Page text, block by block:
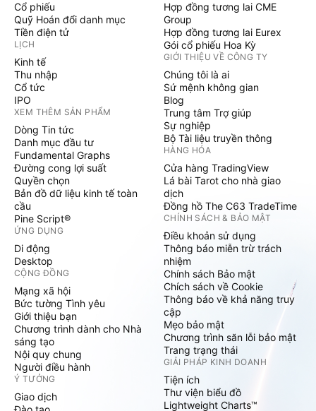
Cổ phiếu
Quỹ Hoán đổi danh mục
Tiền điện tử
LỊCH
Kinh tế
Thu nhập
Cổ tức
IPO
XEM THÊM SẢN PHẨM
Dòng Tin tức
Danh mục đầu tư
Fundamental Graphs
Đường cong lợi suất
Quyền chọn
Bản đồ dữ liệu kinh tế toàn
cầu
Pine Script®
ỨNG DỤNG
Di động
Desktop
CỘNG ĐỒNG
Mạng xã hội
Bức tường Tình yêu
Giới thiệu bạn
Chương trình dành cho Nhà
sáng tạo
Nội quy chung
Người điều hành
Ý TƯỞNG
Giao dịch
Hợp đồng tương lai CME
Group
Hợp đồng tương lai Eurex
Gói cổ phiếu Hoa Kỳ
GIỚI THIỆU VỀ CÔNG TY
Chúng tôi là ai
Sứ mệnh không gian
Blog
Trung tâm Trợ giúp
Sự nghiệp
Bộ Tài liệu truyền thông
HÀNG HÓA
Cửa hàng TradingView
Lá bài Tarot cho nhà giao
dịch
Đồng hồ The C63 TradeTime
CHÍNH SÁCH & BẢO MẬT
Điều khoản sử dụng
Thông báo miễn trừ trách
nhiệm
Chính sách Bảo mật
Chích sách về Cookie
Thông báo về khả năng truy
cập
Mẹo bảo mật
Chương trình săn lỗi bảo mật
Trang trạng thái
GIẢI PHÁP KINH DOANH
Tiện ích
Thư viện biểu đồ
Lightweight Charts™